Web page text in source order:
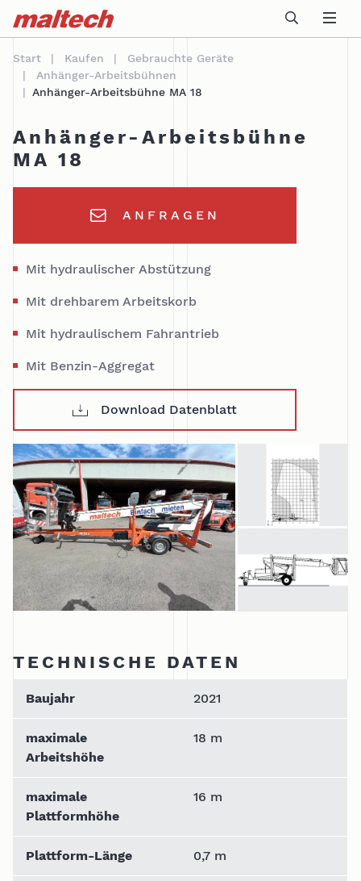
sr.skip-to.main-content
sr.skip-to.table-of-contents
sr.skip-to.main-navigation
Table Of Content
Technische Daten
Beschreibung
andere gerätetypen zum kauf
Start Kaufen
Gebrauchte Geräte
Anhänger-Arbeitsbühnen
Anhänger-Arbeitsbühne MA 18
Anhänger-Arbeitsbühne
MA 18
ANFRAGEN
Mit hydraulischer Abstützung
Mit drehbarem Arbeitskorb
Mit hydraulischem Fahrantrieb
Mit Benzin-Aggregat
Download Datenblatt
TECHNISCHE DATEN
Baujahr 2021
maximale
Arbeitshöhe
18 m
maximale
Plattformhöhe
16 m
Plattform-Länge 0,7 m